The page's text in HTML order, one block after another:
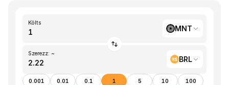
Költs
MNT
Szerezz: ~
BRL
0.001 0.01 0.1 1 5 10 100